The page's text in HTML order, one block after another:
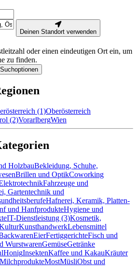
Deinen Standort verwenden
oder einen eindeutigen Ort ein, um
zu finden.
(1)Oberösterreich
(2)VorarlbergWien
HolzbauBekleidung, Schuhe,
Brillen und OptikCoworking
Fahrzeuge und
Gartentechnik und
Hafnerei, Keramik, Platten-
und HanfprodukteHygiene und
IT-Dienstleistung (3)Kosmetik,
KunsthandwerkLebensmittel
EierFertiggerichteFisch und
WurstwarenGemüseGetränke
HonigInsektenKaffee und KakauKräuter
MostMüsliObst und